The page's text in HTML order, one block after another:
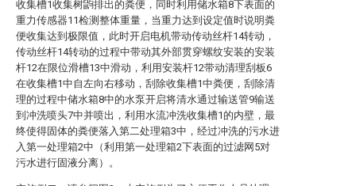
收集槽1收集树鼩排出的粪便，同时利用储水箱8下表面的
重力传感器11检测整体重量，当重力达到设定值时说明粪
便收集达到极限值，此时开启电机带动传动丝杆14转动，
传动丝杆14转动的过程中带动其外部贯穿螺纹安装的安装
杆12在限位滑槽13中滑动，利用安装杆12带动清理刮板6
在收集槽1中自左向右移动，刮除收集槽1中粪便，刮除清
理的过程中储水箱8中的水泵开启将清水通过输送管9输送
到冲洗喷头7中并喷出，利用水流冲洗收集槽1的内壁，最
终使得固体的粪便落入第二处理箱3中，经过冲洗的污水进
入第一处理箱2中（利用第一处理箱2下表面的过滤网5对
污水进行固液分离）。